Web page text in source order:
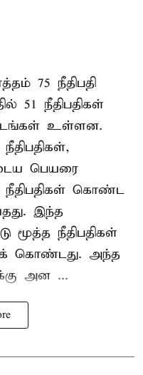
75 நீதிபதி
51 நீதிபதிகள்
உள்ளன.
பெயரை
கொண்ட
இந்த
மூத்த நீதிபதிகள்
கொண்டது. அந்த
அன ...